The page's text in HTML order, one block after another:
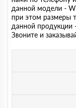
данной модели -
при этом размеры
данной продукции
Звоните и